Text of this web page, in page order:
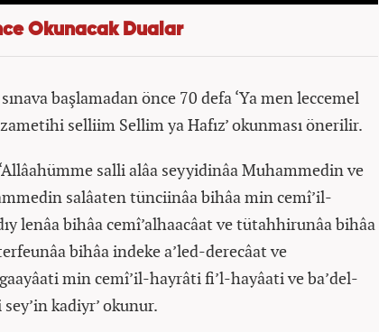
Okunacak Dualar
başlamadan önce 70 defa ‘Ya men leccemel
selliim Sellim ya Hafız’ okunması önerilir.
salli alâa seyyidinâa Muhammedin ve
salâaten tünciinâa bihâa min cemî’il-
lenâa bihâa cemî’alhaacâat ve tütahhirunâa bihâa
bihâa indeke a’led-derecâat ve
min cemî’il-hayrâti fi’l-hayâati ve ba’del-
kadiyr’ okunur.